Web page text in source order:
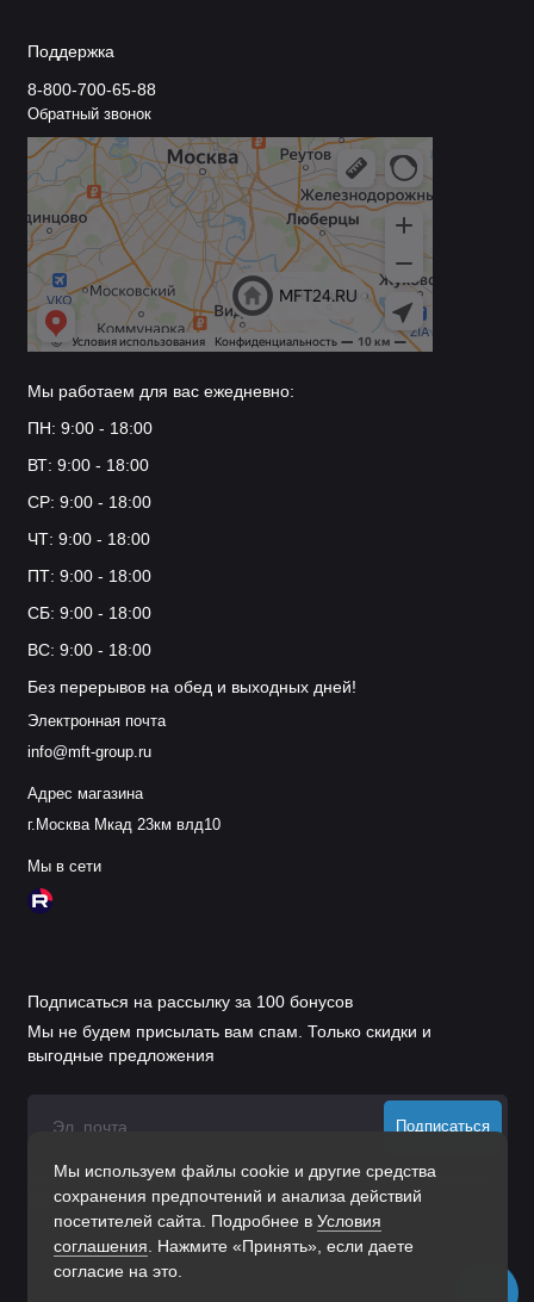
Мы используем файлы cookie и другие средства
сохранения предпочтений и анализа действий
посетителей сайта. Подробнее в Условия
соглашения . Нажмите «Принять», если даете
согласие на это.
Поддержка
8-800-700-65-88
Обратный звонок
Мы работаем для вас ежедневно:
ПН: 9:00 - 18:00
ВТ: 9:00 - 18:00
СР: 9:00 - 18:00
ЧТ: 9:00 - 18:00
ПТ: 9:00 - 18:00
СБ: 9:00 - 18:00
ВС: 9:00 - 18:00
Без перерывов на обед и выходных дней!
Электронная почта
info@mft-group.ru
Адрес магазина
г.Москва Мкад 23км влд10
Мы в сети
Подписаться на рассылку за 100 бонусов
Мы не будем присылать вам спам. Только скидки и
выгодные предложения
Подписаться
Нажимая на кнопку «Подписаться», Вы даетесогласие на
обработку персональных данных.